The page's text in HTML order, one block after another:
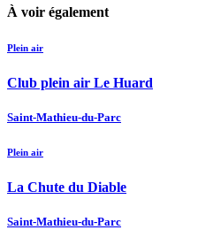
À voir également
Plein air
Club plein air Le Huard
Saint-Mathieu-du-Parc
Plein air
La Chute du Diable
Saint-Mathieu-du-Parc